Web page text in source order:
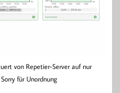
von Repetier-Server auf nur
für Unordnung